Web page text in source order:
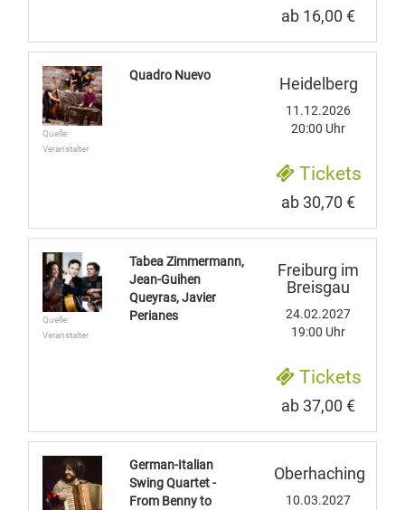
ab 16,00 €
Quelle:
Veranstalter
Quadro Nuevo Heidelberg
11.12.2026
20:00 Uhr
Tickets
ab 30,70 €
Quelle:
Veranstalter
Tabea Zimmermann,
Jean-Guihen
Queyras, Javier
Perianes
Freiburg im
Breisgau
24.02.2027
19:00 Uhr
Tickets
ab 37,00 €
German-Italian
Swing Quartet -
From Benny to
Oberhaching
10.03.2027